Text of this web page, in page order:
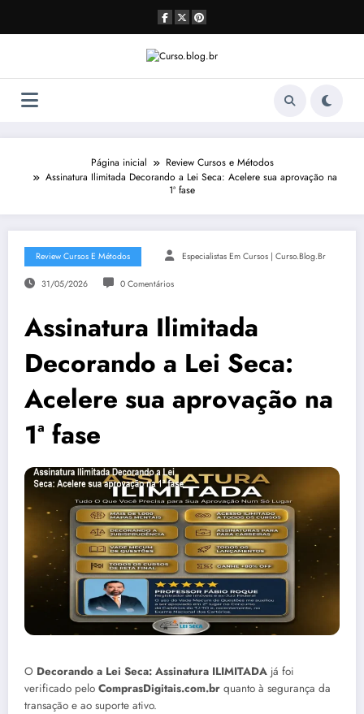
o
Página inicial
Review Cursos e Métodos
Assinatura Ilimitada Decorando a Lei Seca: Acelere sua aprovação na
1ª fase
Review Cursos E Métodos Especialistas Em Cursos | Curso.blog.br
31/05/2026 0 Comentários
Assinatura Ilimitada
Decorando a Lei Seca:
Acelere sua aprovação na
1ª fase
O Decorando a Lei Seca: Assinatura ILIMITADA já foi
verificado pelo ComprasDigitais.com.br quanto à segurança da
transação e ao suporte ativo.